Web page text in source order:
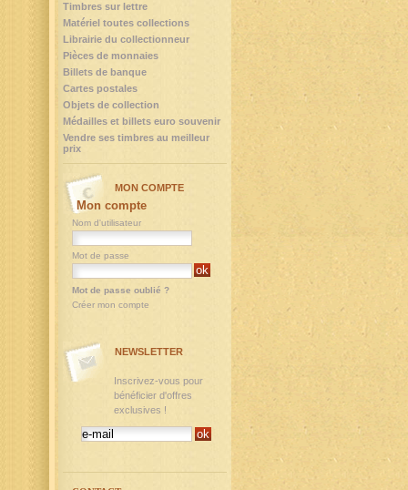
Timbres sur lettre
Matériel toutes collections
Librairie du collectionneur
Pièces de monnaies
Billets de banque
Cartes postales
Objets de collection
Médailles et billets euro souvenir
Vendre ses timbres au meilleur
prix
MON COMPTE
Mon compte
Nom d'utilisateur
Mot de passe
Mot de passe oublié ?
Créer mon compte
NEWSLETTER
Inscrivez-vous pour
bénéficier d'offres
exclusives !